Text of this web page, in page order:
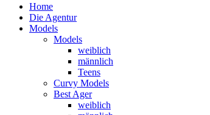
Home
Die Agentur
Models
Models
weiblich
männlich
Teens
Curvy Models
Best Ager
weiblich